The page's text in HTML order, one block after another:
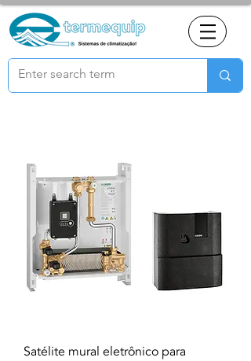
Satélite mural eletrônico para